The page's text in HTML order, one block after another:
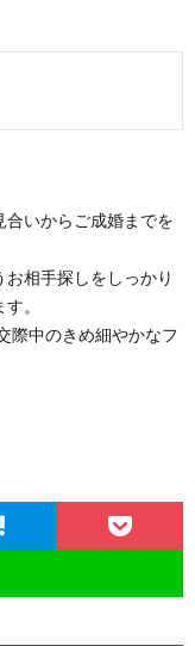
いからご成婚までを
相手探しをしっかり
。
際中のきめ細やかなフ